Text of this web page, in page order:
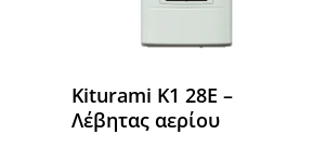
Kiturami K1 28E –
Λέβητας αερίου